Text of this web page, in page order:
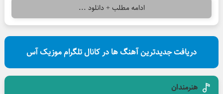
ادامه مطلب + دانلود ...
دریافت جدیدترین آهنگ ها در کانال تلگرام موزیک آس
هنرمندان